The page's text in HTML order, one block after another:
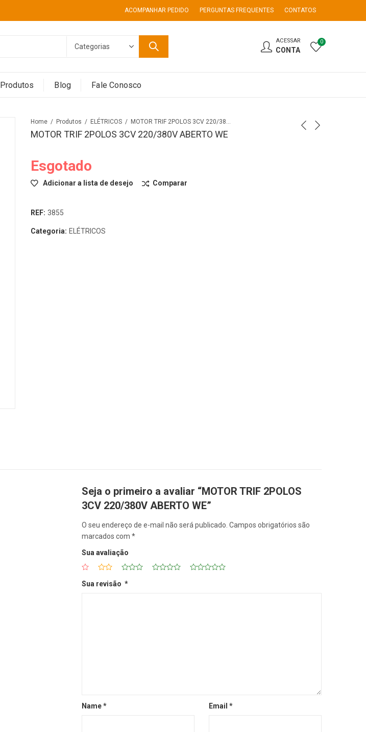
ACOMPANHAR PEDIDO PERGUNTAS FREQUENTES CONTATOS
ACESSAR
CONTA
0
Produtos Blog Fale Conosco
Home Produtos ELÉTRICOS MOTOR TRIF 2POLOS 3CV 220/380V ABERTO WE
MOTOR TRIF 2POLOS 3CV 220/380V ABERTO WE
Esgotado
Adicionar a lista de desejo Comparar
REF: 3855
Categoria: ELÉTRICOS
Seja o primeiro a avaliar “MOTOR TRIF 2POLOS
3CV 220/380V ABERTO WE”
O seu endereço de e-mail não será publicado. Campos obrigatórios são
marcados com *
Sua avaliação
Sua revisão *
Name* Email *